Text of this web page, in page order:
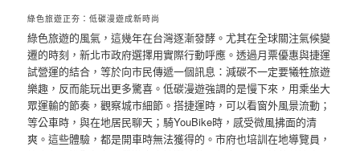
綠色旅遊正夯：低碳漫遊成新時尚
綠色旅遊的風氣，這幾年在台灣逐漸發酵。尤其在全球關注氣候變
遷的時刻，新北市政府選擇用實際行動呼應。透過月票優惠與捷運
試營運的結合，等於向市民傳遞一個訊息：減碳不一定要犧牲旅遊
樂趣，反而能玩出更多驚喜。低碳漫遊強調的是慢下來，用乘坐大
眾運輸的節奏，觀察城市細節。搭捷運時，可以看窗外風景流動；
等公車時，與在地居民聊天；騎YouBike時，感受微風拂面的清
爽。這些體驗，都是開車時無法獲得的。市府也培訓在地導覽員，